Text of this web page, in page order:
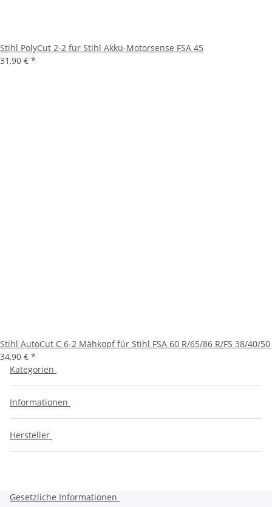
Stihl PolyCut 2-2 für Stihl Akku-Motorsense FSA 45
31,90 € *
Stihl AutoCut C 6-2 Mähkopf für Stihl FSA 60 R/65/86 R/FS 38/40/50
34,90 € *
Kategorien
Informationen
Hersteller
Gesetzliche Informationen